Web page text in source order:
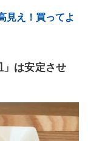
見え！買ってよ
」は安定させ